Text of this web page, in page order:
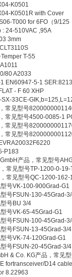
K0501
K0501R with Cover
T000 for 6FO（9/125
: 24-510VAC ,95A
3mm
T-55
80 A2033
EN60947-5-1
- F 60 XHP
33CE-
常见型号
常见型号4500-0085-1
常见型号
常见型号
P183
产品，常见型号
常见型号TP-1200-0-19-
常见型号QC-1200-162-
号VK-100-900Grad-G1
号FSUN-130-45Grad-
号BU 3/4
号VK-65-45Grad-G1
号FSUN-100-45Grad-
号FSUN-13-45Grad-3/4
号VK-74-120Grad-G1
号FSUN-20-45Grad-3/4
& Co. KG产品，常见
fortransceiver/D14
8.22963